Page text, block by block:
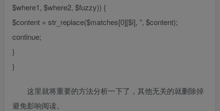
$where1, $where2, $fuzzy)) {
$content = str_replace($matches[0][$i], ”, $content);
continue;
}
}
这里就将重要的方法分析一下了，其他无关的就删除掉
避免影响阅读。